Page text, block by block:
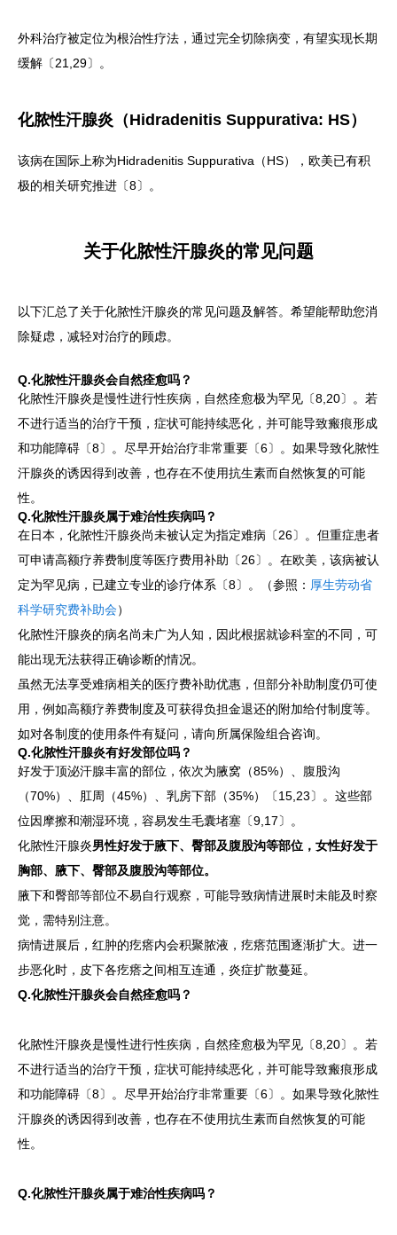
外科治疗被定位为根治性疗法，通过完全切除病变，有望实现长期
缓解〔21,29〕。
化脓性汗腺炎（Hidradenitis Suppurativa: HS）
该病在国际上称为Hidradenitis Suppurativa（HS），欧美已有积
极的相关研究推进〔8〕。
关于化脓性汗腺炎的常见问题
以下汇总了关于化脓性汗腺炎的常见问题及解答。希望能帮助您消
除疑虑，减轻对治疗的顾虑。
Q.化脓性汗腺炎会自然痊愈吗？
化脓性汗腺炎是慢性进行性疾病，自然痊愈极为罕见〔8,20〕。若
不进行适当的治疗干预，症状可能持续恶化，并可能导致瘢痕形成
和功能障碍〔8〕。尽早开始治疗非常重要〔6〕。如果导致化脓性
汗腺炎的诱因得到改善，也存在不使用抗生素而自然恢复的可能
性。
Q.化脓性汗腺炎属于难治性疾病吗？
在日本，化脓性汗腺炎尚未被认定为指定难病〔26〕。但重症患者
可申请高额疗养费制度等医疗费用补助〔26〕。在欧美，该病被认
定为罕见病，已建立专业的诊疗体系〔8〕。（参照： 厚生劳动省
科学研究费补助会）
化脓性汗腺炎的病名尚未广为人知，因此根据就诊科室的不同，可
能出现无法获得正确诊断的情况。
虽然无法享受难病相关的医疗费补助优惠，但部分补助制度仍可使
用，例如高额疗养费制度及可获得负担金退还的附加给付制度等。
如对各制度的使用条件有疑问，请向所属保险组合咨询。
Q.化脓性汗腺炎有好发部位吗？
好发于顶泌汗腺丰富的部位，依次为腋窝（85%）、腹股沟
（70%）、肛周（45%）、乳房下部（35%）〔15,23〕。这些部
位因摩擦和潮湿环境，容易发生毛囊堵塞〔9,17〕。
化脓性汗腺炎男性好发于腋下、臀部及腹股沟等部位，女性好发于
胸部、腋下、臀部及腹股沟等部位。
腋下和臀部等部位不易自行观察，可能导致病情进展时未能及时察
觉，需特别注意。
病情进展后，红肿的疙瘩内会积聚脓液，疙瘩范围逐渐扩大。进一
步恶化时，皮下各疙瘩之间相互连通，炎症扩散蔓延。
Q.化脓性汗腺炎会自然痊愈吗？
化脓性汗腺炎是慢性进行性疾病，自然痊愈极为罕见〔8,20〕。若
不进行适当的治疗干预，症状可能持续恶化，并可能导致瘢痕形成
和功能障碍〔8〕。尽早开始治疗非常重要〔6〕。如果导致化脓性
汗腺炎的诱因得到改善，也存在不使用抗生素而自然恢复的可能
性。
Q.化脓性汗腺炎属于难治性疾病吗？